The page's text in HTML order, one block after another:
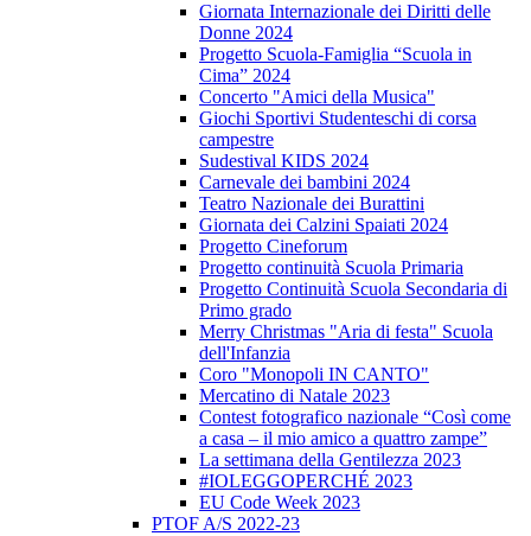
Giornata Internazionale dei Diritti delle
Donne 2024
Progetto Scuola-Famiglia “Scuola in
Cima” 2024
Concerto "Amici della Musica"
Giochi Sportivi Studenteschi di corsa
campestre
Sudestival KIDS 2024
Carnevale dei bambini 2024
Teatro Nazionale dei Burattini
Giornata dei Calzini Spaiati 2024
Progetto Cineforum
Progetto continuità Scuola Primaria
Progetto Continuità Scuola Secondaria di
Primo grado
Merry Christmas "Aria di festa" Scuola
dell'Infanzia
Coro "Monopoli IN CANTO"
Mercatino di Natale 2023
Contest fotografico nazionale “Così come
a casa – il mio amico a quattro zampe”
La settimana della Gentilezza 2023
#IOLEGGOPERCHÉ 2023
EU Code Week 2023
PTOF A/S 2022-23